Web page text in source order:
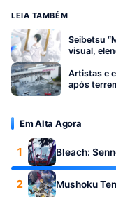
LEIA TAMBÉM
Seibetsu
visual,
Artistas e
após
Em Alta Agora
1 Bleach:
2 Mushoku